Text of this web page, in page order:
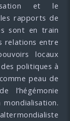
et le
rapports de
sont en train
relations entre
locaux
politiques à
peau de
l’hégémonie